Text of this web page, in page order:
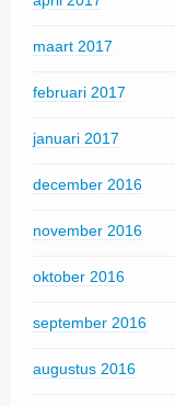
maart 2017
februari 2017
januari 2017
december 2016
november 2016
oktober 2016
september 2016
augustus 2016